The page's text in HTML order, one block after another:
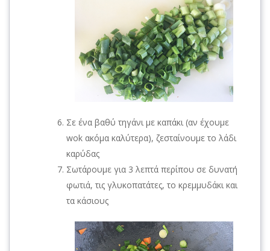
Σε ένα βαθύ τηγάνι με καπάκι (αν έχουμε
wok ακόμα καλύτερα), ζεσταίνουμε το λάδι
καρύδας
Σωτάρουμε για 3 λεπτά περίπου σε δυνατή
φωτιά, τις γλυκοπατάτες, το κρεμμυδάκι και
τα κάσιους